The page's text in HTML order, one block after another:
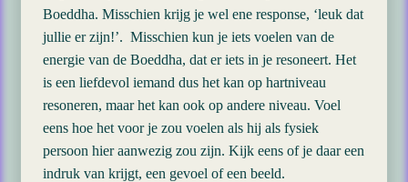
Boeddha. Misschien krijg je wel ene response, ‘leuk dat
jullie er zijn!’. Misschien kun je iets voelen van de
energie van de Boeddha, dat er iets in je resoneert. Het
is een liefdevol iemand dus het kan op hartniveau
resoneren, maar het kan ook op andere niveau. Voel
eens hoe het voor je zou voelen als hij als fysiek
persoon hier aanwezig zou zijn. Kijk eens of je daar een
indruk van krijgt, een gevoel of een beeld.